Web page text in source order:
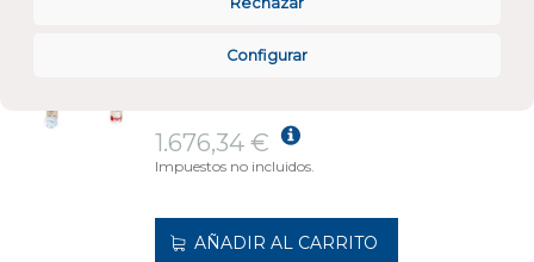
Configurar
compra para ver la disponibilidad y los
1.676,34 €
Impuestos no incluidos.
AÑADIR AL CARRITO